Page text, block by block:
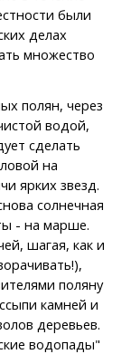
были
делах
множество
полян, через
водой,
сделать
на
ярких звезд.
солнечная
- на марше.
шагая, как и
поляну
камней и
деревьев.
водопады"